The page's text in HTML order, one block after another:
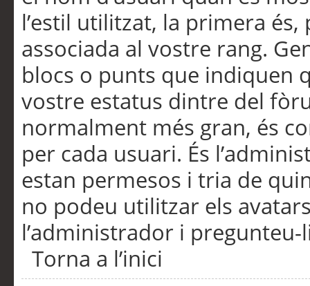
l’estil utilitzat, la primera
associada al vostre rang.
blocs o punts que indiquen
vostre estatus dintre del
normalment més gran, és
per cada usuari. És
estan permesos i tria de
no podeu utilitzar els
l’administrador i pregunteu-
Torna a l’inici